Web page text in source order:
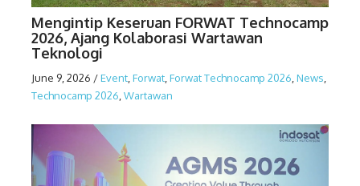
Mengintip Keseruan FORWAT Technocamp
2026, Ajang Kolaborasi Wartawan
Teknologi
June 9, 2026 /Event Forwat Forwat Technocamp 2026 News
Technocamp 2026 Wartawan